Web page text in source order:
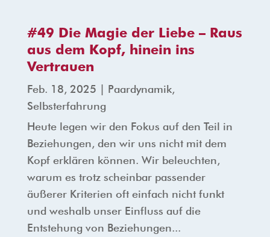
#49 Die Magie der Liebe – Raus
aus dem Kopf, hinein ins
Vertrauen
Feb. 18, 2025 Paardynamik,
Selbsterfahrung
Heute legen wir den Fokus auf den Teil in
Beziehungen, den wir uns nicht mit dem
Kopf erklären können. Wir beleuchten,
warum es trotz scheinbar passender
äußerer Kriterien oft einfach nicht funkt
und weshalb unser Einfluss auf die
Entstehung von Beziehungen...